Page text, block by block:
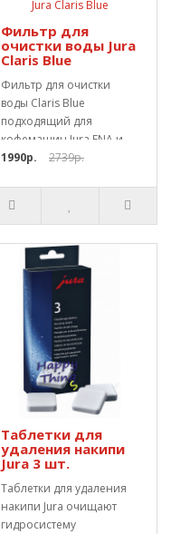
Фильтр для
очистки воды Jura
Claris Blue
Фильтр для очистки
воды Claris Blue
подходящий для
кофемашин Jura ENA и
другим, в которых
1990р. 2739р.
Таблетки для
удаления накипи
Jura 3 шт.
Таблетки для удаления
накипи Jura очищают
гидросистему